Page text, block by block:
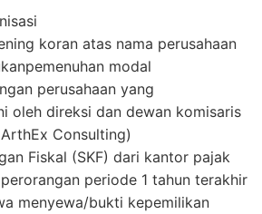
koran atas nama perusahaan
modal
perusahaan yang
oleh direksi dan dewan komisaris
Consulting)
Fiskal (SKF) dari kantor pajak
periode 1 tahun terakhir
menyewa/bukti kepemilikan